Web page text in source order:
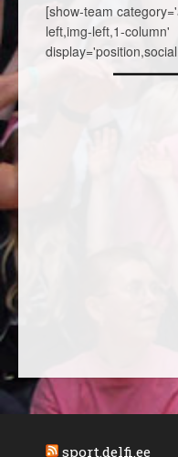
[show-team
left,img-left,1-column'
sport.delfi.ee